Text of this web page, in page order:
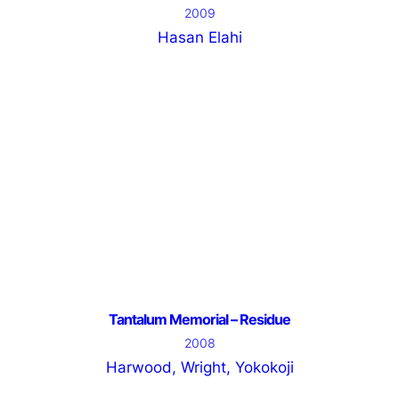
2009
Hasan Elahi
Tantalum Memorial – Residue
2008
Harwood, Wright, Yokokoji